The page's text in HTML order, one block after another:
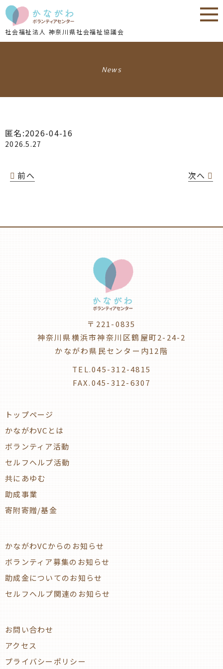
内
容
を
ス
内
容
を
ス
社会福祉法人 神奈川県社会福祉協議会
News
匿名:2026-04-16
2026.5.27
前へ 次へ
〒221-0835
神奈川県横浜市神奈川区鶴屋町2-24-2
かながわ県民センター内12階
TEL.045-312-4815
FAX.045-312-6307
トップページ
かながわVCとは
ボランティア活動
セルフヘルプ活動
共にあゆむ
助成事業
寄附寄贈/基金
かながわVCからのお知らせ
ボランティア募集のお知らせ
助成金についてのお知らせ
セルフヘルプ関連のお知らせ
お問い合わせ
アクセス
プライバシーポリシー